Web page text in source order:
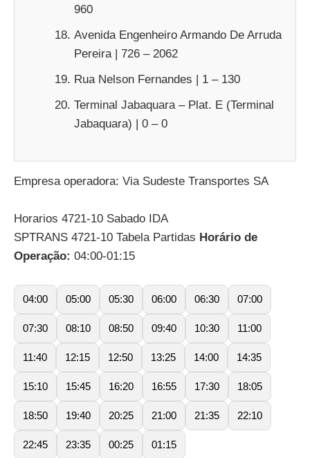
960
Avenida Engenheiro Armando De Arruda
Pereira | 726 – 2062
Rua Nelson Fernandes | 1 – 130
Terminal Jabaquara – Plat. E (Terminal
Jabaquara) | 0 – 0
Empresa operadora: Via Sudeste Transportes SA
Horarios 4721-10 Sabado IDA
SPTRANS 4721-10 Tabela Partidas Horário de
Operação: 04:00-01:15
04:00 05:00 05:30 06:00 06:30 07:00
07:30 08:10 08:50 09:40 10:30 11:00
11:40 12:15 12:50 13:25 14:00 14:35
15:10 15:45 16:20 16:55 17:30 18:05
18:50 19:40 20:25 21:00 21:35 22:10
22:45 23:35 00:25 01:15